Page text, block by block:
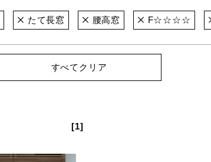
たて長窓 腰高窓 F☆☆☆☆
すべてクリア
[1]